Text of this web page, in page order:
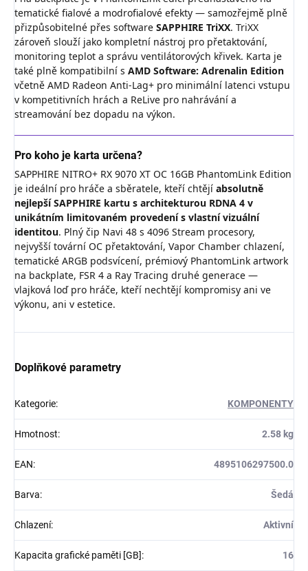
tematické fialové a modrofialové efekty — samozřejmě plně
přizpůsobitelné přes software SAPPHIRE TriXX. TriXX
zároveň slouží jako kompletní nástroj pro přetaktování,
monitoring teplot a správu ventilátorových křivek. Karta je
také plně kompatibilní s AMD Software: Adrenalin Edition
včetně AMD Radeon Anti-Lag+ pro minimální latenci vstupu
v kompetitivních hrách a ReLive pro nahrávání a
streamování bez dopadu na výkon.
Pro koho je karta určena?
SAPPHIRE NITRO+ RX 9070 XT OC 16GB PhantomLink Edition
je ideální pro hráče a sběratele, kteří chtějí absolutně
nejlepší SAPPHIRE kartu s architekturou RDNA 4 v
unikátním limitovaném provedení s vlastní vizuální
identitou. Plný čip Navi 48 s 4096 Stream procesory,
nejvyšší tovární OC přetaktování, Vapor Chamber chlazení,
tematické ARGB podsvícení, prémiový PhantomLink artwork
na backplate, FSR 4 a Ray Tracing druhé generace —
vlajková loď pro hráče, kteří nechtějí kompromisy ani ve
výkonu, ani v estetice.
Doplňkové parametry
Kategorie: KOMPONENTY
Hmotnost: 2.58 kg
EAN: 4895106297500.0
Barva: Šedá
Chlazení: Aktivní
Kapacita grafické paměti [GB]: 16